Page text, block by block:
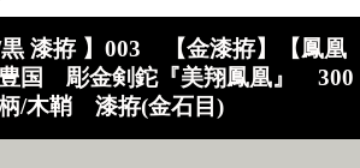
漆拵 】003 【金漆拵】【鳳凰
国 彫金剣鉈『美翔鳳凰』 300
/木鞘 漆拵(金石目)